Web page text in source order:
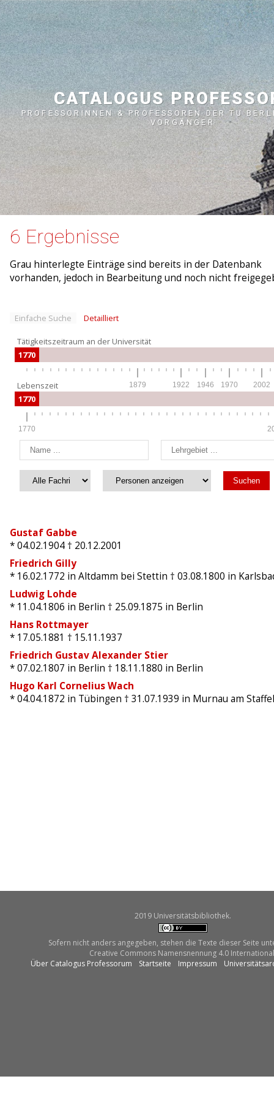
CATALOGUS
PROFESSORINNEN & PROFESSOREN DER TU
VORGÄNGER
6 Ergebnisse
Grau hinterlegte Einträge sind bereits in der Datenbank
vorhanden, jedoch in Bearbeitung und noch nicht
Einfache Suche Detailliert
Tätigkeitszeitraum an der Universität
1770
1879 1922 1946 1970 2002
Lebenszeit
1770
1770
Gustaf Gabbe
* 04.02.1904 † 20.12.2001
Friedrich Gilly
* 16.02.1772 in Altdamm bei Stettin † 03.08.1800 in
Ludwig Lohde
* 11.04.1806 in Berlin † 25.09.1875 in Berlin
Hans Rottmayer
* 17.05.1881 † 15.11.1937
Friedrich Gustav Alexander Stier
* 07.02.1807 in Berlin † 18.11.1880 in Berlin
Hugo Karl Cornelius Wach
* 04.04.1872 in Tübingen † 31.07.1939 in Murnau am
2019 Universitätsbibliothek.
Sofern nicht anders angegeben, stehen die Texte dieser Seite
Creative Commons Namensnennung 4.0
Über Catalogus Professorum
Startseite Impressum